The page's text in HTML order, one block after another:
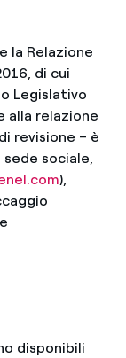
la Relazione
di cui
Legislativo
alla relazione
revisione – è
sociale,
),
disponibili